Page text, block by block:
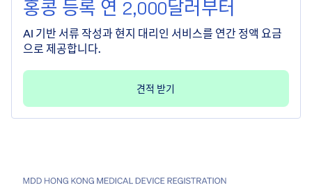
홍콩 등록 연 2,000달러부터
AI 기반 서류 작성과 현지 대리인 서비스를 연간 정액 요금
으로 제공합니다.
견적 받기